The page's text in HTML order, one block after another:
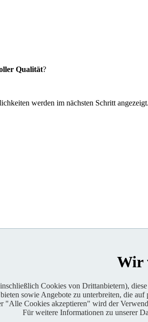
Qualität?
werden im nächsten Schritt
Wir
Cookies von Drittanbietern),
sowie Angebote zu unterbreiten, die
"Alle Cookies akzeptieren" wird der
Für weitere Informationen zu unserer